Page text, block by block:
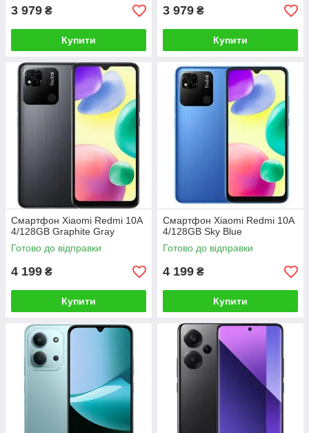
3 979 ₴
Купити
3 979 ₴
Купити
Смартфон Xiaomi Redmi 10A
4/128GB Graphite Gray
Готово до відправки
4 199 ₴
Купити
Смартфон Xiaomi Redmi 10A
4/128GB Sky Blue
Готово до відправки
4 199 ₴
Купити